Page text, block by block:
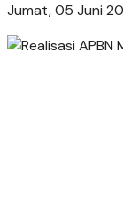
Jumat, 05 Juni